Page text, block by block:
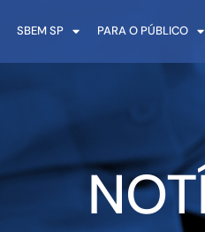
SBEM SP PARA O PÚBLICO